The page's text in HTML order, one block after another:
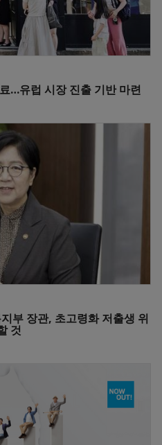
…유럽 시장 진출 기반 마련
부 장관, 초고령화 저출생 위
것